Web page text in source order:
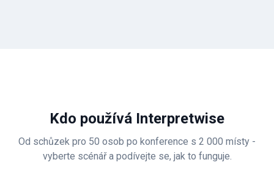
Kdo používá Interpretwise
Od schůzek pro 50 osob po konference s 2 000 místy -
vyberte scénář a podívejte se, jak to funguje.